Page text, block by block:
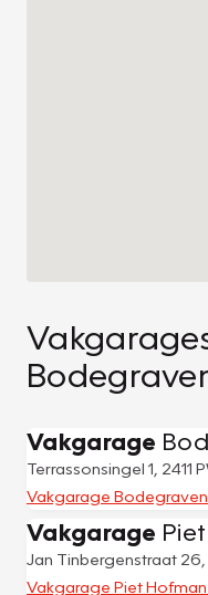
Vakgarage
Terrassonsingel 1,
Vakgarage
Vakgarage
Jan Tinbergenstraat
Vakgarage Piet